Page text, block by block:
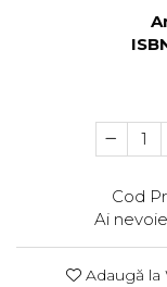
Cod
Ai
Adaugă la